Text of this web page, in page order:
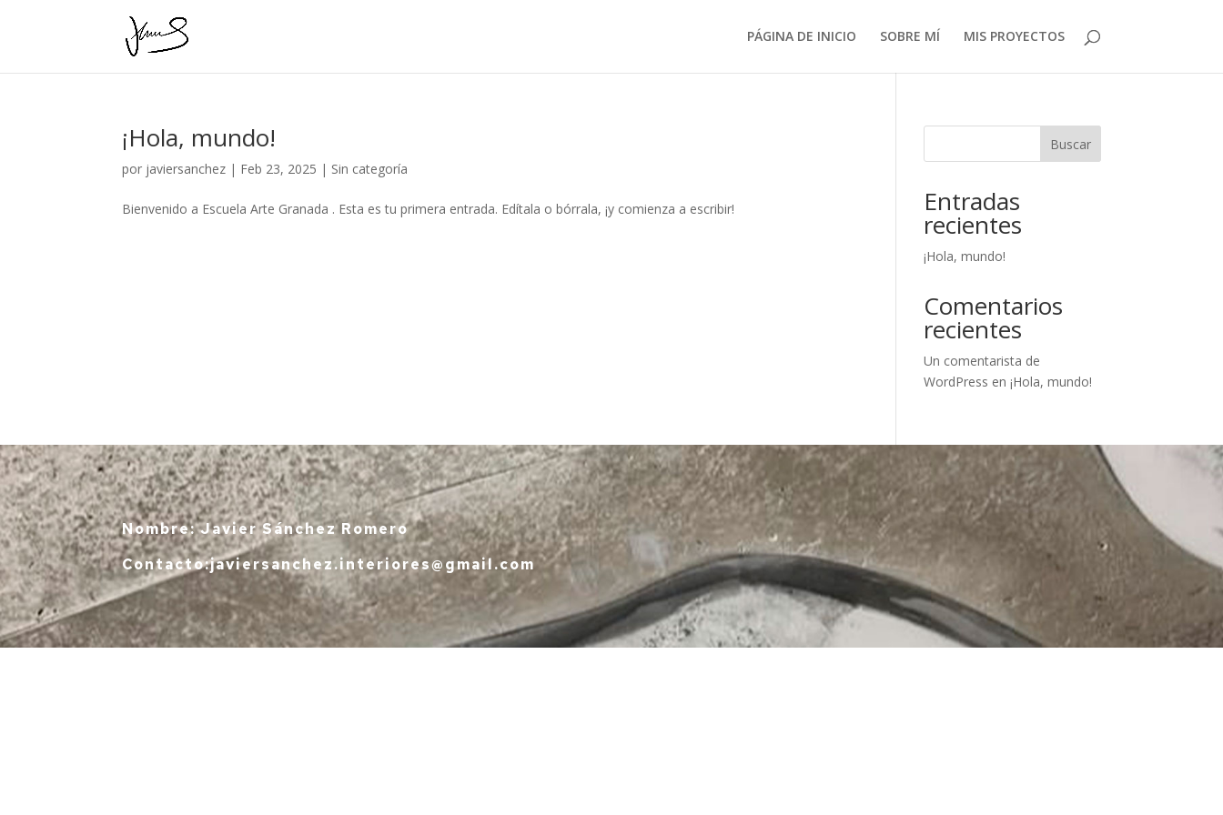
PÁGINA DE INICIO SOBRE MÍ MIS PROYECTOS
¡Hola, mundo!
por javiersanchez | Feb 23, 2025 | Sin categoría
Bienvenido a Escuela Arte Granada . Esta es tu primera entrada. Edítala o bórrala, ¡y comienza a escribir!
Buscar
Entradas
recientes
¡Hola, mundo!
Comentarios
recientes
Un comentarista de
WordPress en¡Hola, mundo!
Nombre: Javier Sánchez Romero
Contacto:javiersanchez.interiores@gmail.com